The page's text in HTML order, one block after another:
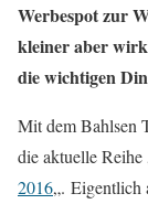
Werbespot zur
kleiner aber
die wichtigen
Mit dem Bahlsen
die aktuelle Reihe
2016„. Eigentlich